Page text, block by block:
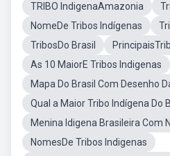
TRIBO IndigenaAmazonia
NomeDe Tribos Indígenas
TribosDo Brasil
As 10 MaiorE Tribos Indigenas
Mapa Do Brasil Com Desenho
Qual a Maior Tribo Indígena Do
Menina Idigena Brasileira Com
NomesDe Tribos Indigenas